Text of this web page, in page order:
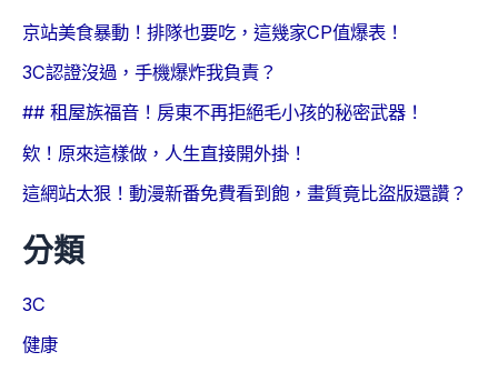
京站美食暴動！排隊也要吃，這幾家CP值爆表！
3C認證沒過，手機爆炸我負責？
## 租屋族福音！房東不再拒絕毛小孩的秘密武器！
欸！原來這樣做，人生直接開外掛！
這網站太狠！動漫新番免費看到飽，畫質竟比盜版還讚？
分類
3C
健康